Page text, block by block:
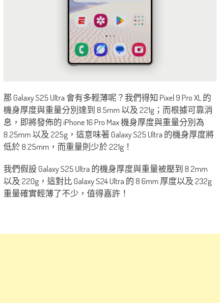
那 Galaxy S25 Ultra 會有多輕薄呢？我們得知 Pixel 9 Pro XL 的
機身厚度與重量分別達到 8.5mm 以及 221g；而根據可靠消
息，即將發佈的 iPhone 16 Pro Max 機身厚度與重量分別為
8.25mm 以及 225g，這意味著 Galaxy S25 Ultra 的機身厚度將
低於 8.25mm，而重量則少於 221g！
我們假設 Galaxy S25 Ultra 的機身厚度與重量被壓到 8.2mm
以及 220g，這對比 Galaxy S24 Ultra 的 8.6mm 厚度以及 232g
重量確實輕薄了不少，值得嘉許！